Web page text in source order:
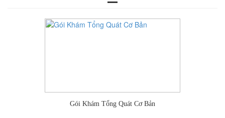
Thêm vào so sánh
Gói Khám Tổng Quát Cơ Bản